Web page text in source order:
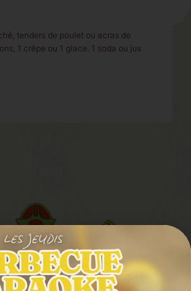
tenders de poulet ou acras de
1 crêpe ou 1 glace. 1 soda ou jus